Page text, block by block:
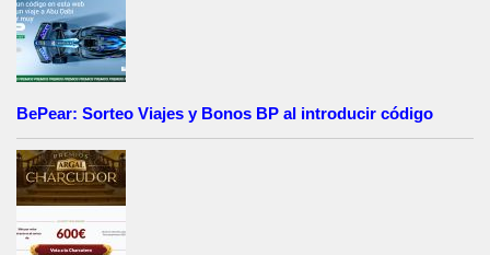
BePear: Sorteo Viajes y Bonos BP al introducir código